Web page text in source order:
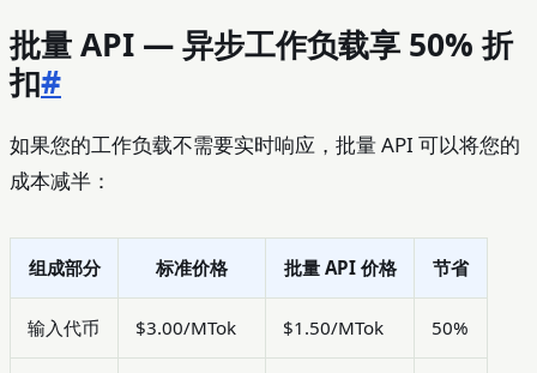
批量 API — 异步工作负载享 50% 折
扣#
如果您的工作负载不需要实时响应，批量 API 可以将您的
成本减半：
组成部分 标准价格 批量 API 价格 节省
输入代币 $3.00/MTok $1.50/MTok 50%